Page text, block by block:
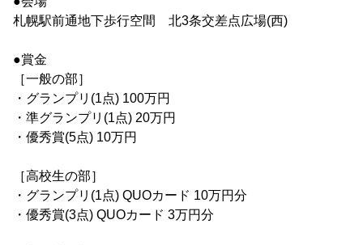
札幌駅前通地下歩行空間 北3条交差点広場(西)
●賞金
［一般の部］
・グランプリ(1点) 100万円
・準グランプリ(1点) 20万円
・優秀賞(5点) 10万円
［高校生の部］
・グランプリ(1点) QUOカード 10万円分
・優秀賞(3点) QUOカード 3万円分